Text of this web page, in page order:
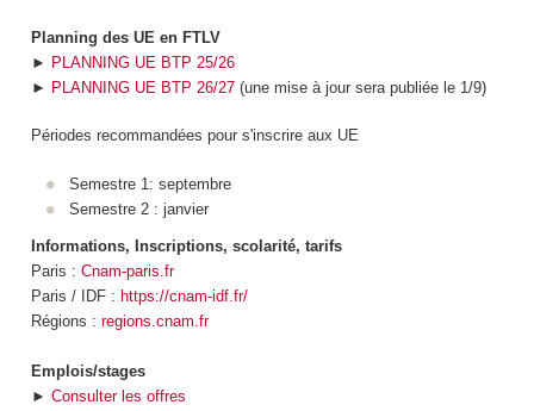
Planning des UE en FTLV
► PLANNING UE BTP 25/26
► PLANNING UE BTP 26/27(une mise à jour sera publiée le 1/9)
Périodes recommandées pour s'inscrire aux UE
Semestre 1: septembre
Semestre 2 : janvier
Informations, Inscriptions, scolarité, tarifs
Paris : Cnam-paris.fr
Paris / IDF : https://cnam-idf.fr/
Régions : regions.cnam.fr
Emplois/stages
► Consulter les offres